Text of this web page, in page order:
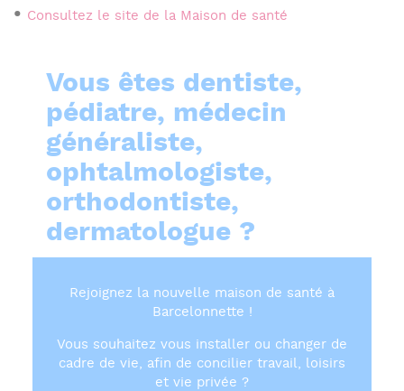
Consultez le site de la Maison de santé
Vous êtes dentiste,
pédiatre, médecin
généraliste,
ophtalmologiste,
orthodontiste,
dermatologue ?
Rejoignez la nouvelle maison de santé à
Barcelonnette !
Vous souhaitez vous installer ou changer de
cadre de vie, afin de concilier travail, loisirs
et vie privée ?